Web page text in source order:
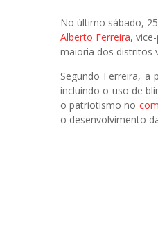
No último sábado,
Alberto Ferreira,
maioria dos distritos
Segundo Ferreira, a
incluindo o uso de
o patriotismo no
o desenvolvimento